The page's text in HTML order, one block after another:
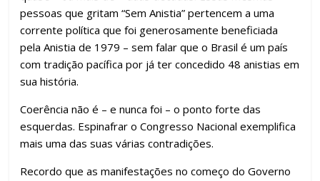
pessoas que gritam “Sem Anistia” pertencem a uma
corrente política que foi generosamente beneficiada
pela Anistia de 1979 – sem falar que o Brasil é um país
com tradição pacífica por já ter concedido 48 anistias em
sua história.
Coerência não é – e nunca foi – o ponto forte das
esquerdas. Espinafrar o Congresso Nacional exemplifica
mais uma das suas várias contradições.
Recordo que as manifestações no começo do Governo